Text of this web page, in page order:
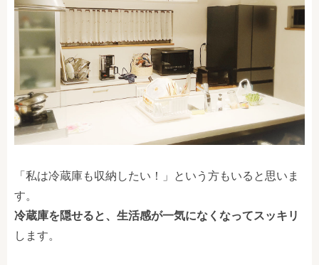
「私は冷蔵庫も収納したい！」という方もいると思いま
す。
冷蔵庫を隠せると、生活感が一気になくなってスッキリ
します。